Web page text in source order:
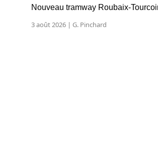
Nouveau tramway Roubaix-
3 août 2026 | G. Pinchard